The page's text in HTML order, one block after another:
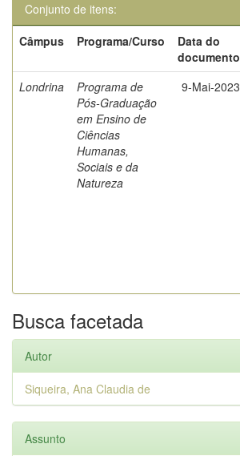
Conjunto de itens:
Câmpus
Programa/Curso
Data do
documento
Londrina
Programa de
Pós-Graduação
em Ensino de
Ciências
Humanas,
Sociais e da
Natureza
9-Mai-2023
Busca facetada
Autor
Siqueira, Ana Claudia de
Assunto